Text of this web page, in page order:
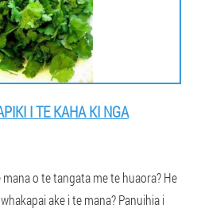
I TE KAHA KI NGA
o te tangata me te huaora? He
ake i te mana? Panuihia i